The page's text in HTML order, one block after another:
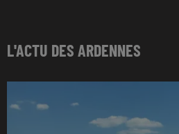
L'ACTU DES ARDENNES